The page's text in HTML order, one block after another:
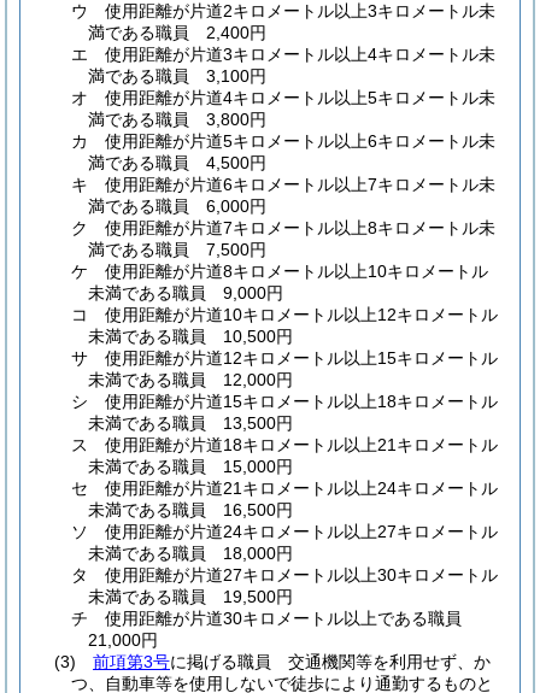
ウ
使用距離が片道2キロメートル以上3キロメートル未
満である職員 2,400円
エ
使用距離が片道3キロメートル以上4キロメートル未
満である職員 3,100円
オ
使用距離が片道4キロメートル以上5キロメートル未
満である職員 3,800円
カ
使用距離が片道5キロメートル以上6キロメートル未
満である職員 4,500円
キ
使用距離が片道6キロメートル以上7キロメートル未
満である職員 6,000円
ク
使用距離が片道7キロメートル以上8キロメートル未
満である職員 7,500円
ケ
使用距離が片道8キロメートル以上10キロメートル
未満である職員 9,000円
コ
使用距離が片道10キロメートル以上12キロメートル
未満である職員 10,500円
サ
使用距離が片道12キロメートル以上15キロメートル
未満である職員 12,000円
シ
使用距離が片道15キロメートル以上18キロメートル
未満である職員 13,500円
ス
使用距離が片道18キロメートル以上21キロメートル
未満である職員 15,000円
セ
使用距離が片道21キロメートル以上24キロメートル
未満である職員 16,500円
ソ
使用距離が片道24キロメートル以上27キロメートル
未満である職員 18,000円
タ
使用距離が片道27キロメートル以上30キロメートル
未満である職員 19,500円
チ
使用距離が片道30キロメートル以上である職員
21,000円
(3)
前項第3号に掲げる職員 交通機関等を利用せず、か
つ、自動車等を使用しないで徒歩により通勤するものと